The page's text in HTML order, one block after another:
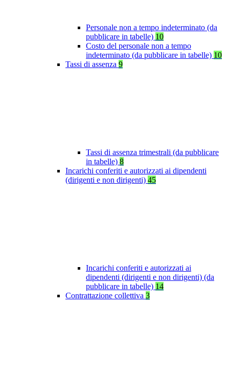
Personale non a tempo indeterminato (da
pubblicare in tabelle) 10
Costo del personale non a tempo
indeterminato (da pubblicare in tabelle) 10
Tassi di assenza 9
Tassi di assenza trimestrali (da pubblicare
in tabelle) 8
Incarichi conferiti e autorizzati ai dipendenti
(dirigenti e non dirigenti) 45
Incarichi conferiti e autorizzati ai
dipendenti (dirigenti e non dirigenti) (da
pubblicare in tabelle) 14
Contrattazione collettiva 3